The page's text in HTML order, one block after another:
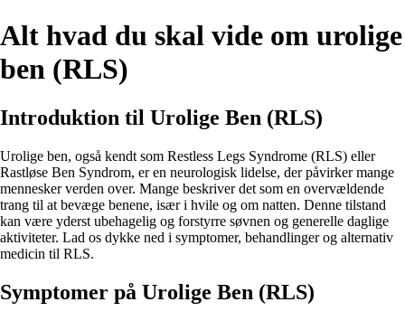
Alt hvad du skal vide om urolige
ben (RLS)
Introduktion til Urolige Ben (RLS)
Urolige ben, også kendt som Restless Legs Syndrome (RLS) eller
Rastløse Ben Syndrom, er en neurologisk lidelse, der påvirker mange
mennesker verden over. Mange beskriver det som en overvældende
trang til at bevæge benene, især i hvile og om natten. Denne tilstand
kan være yderst ubehagelig og forstyrre søvnen og generelle daglige
aktiviteter. Lad os dykke ned i symptomer, behandlinger og alternativ
medicin til RLS.
Symptomer på Urolige Ben (RLS)